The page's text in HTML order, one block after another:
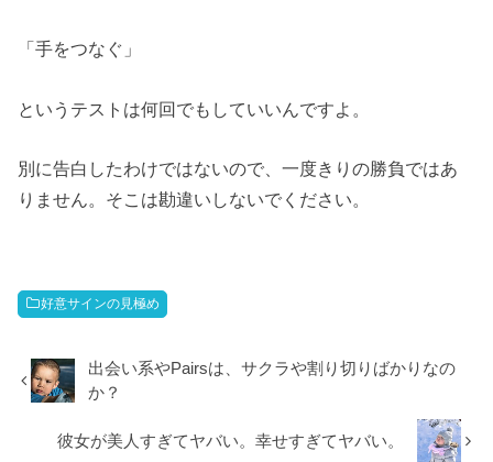
「手をつなぐ」
というテストは何回でもしていいんですよ。
別に告白したわけではないので、一度きりの勝負ではあ
りません。そこは勘違いしないでください。
好意サインの見極め
出会い系やPairsは、サクラや割り切りばかりなの
か？
彼女が美人すぎてヤバい。幸せすぎてヤバい。